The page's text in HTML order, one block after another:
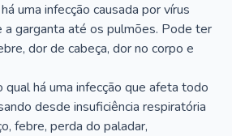
uma infecção causada por vírus
a garganta até os pulmões. Pode ter
dor de cabeça, dor no corpo e
há uma infecção que afeta todo
desde insuficiência respiratória
febre, perda do paladar,